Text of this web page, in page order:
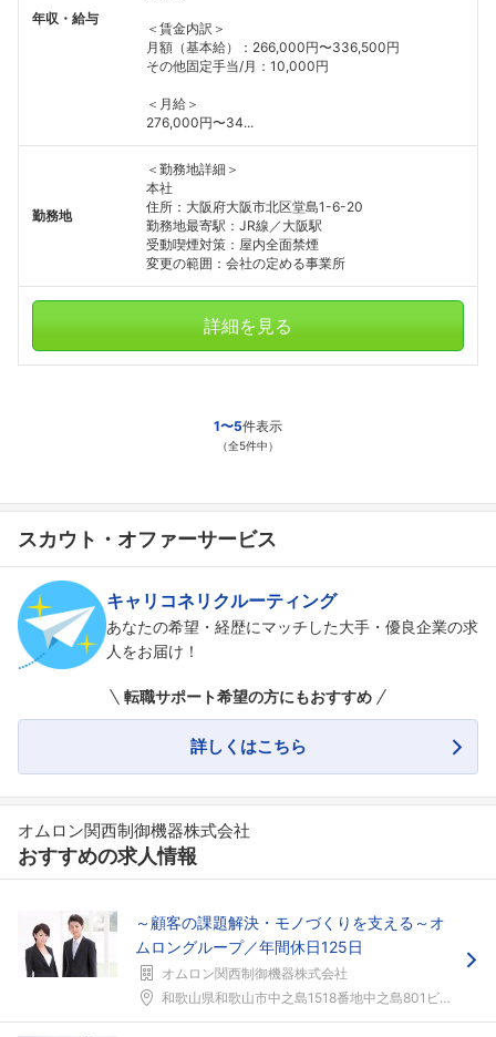
年収・給与
＜賃金内訳＞
月額（基本給）：266,000円〜336,500円
その他固定手当/月：10,000円
＜月給＞
276,000円〜34...
勤務地
＜勤務地詳細＞
本社
住所：大阪府大阪市北区堂島1-6-20
勤務地最寄駅：JR線／大阪駅
受動喫煙対策：屋内全面禁煙
変更の範囲：会社の定める事業所
詳細を見る
1〜5件表示
（全5件中）
スカウト・オファーサービス
キャリコネリクルーティング
あなたの希望・経歴にマッチした大手・優良企業の求
人をお届け！
転職サポート希望の方にもおすすめ
詳しくはこちら
オムロン関西制御機器株式会社
おすすめの求人情報
～顧客の課題解決・モノづくりを支える～オ
ムロングループ／年間休日125日
オムロン関西制御機器株式会社
和歌山県和歌山市中之島1518番地中之島801ビル...